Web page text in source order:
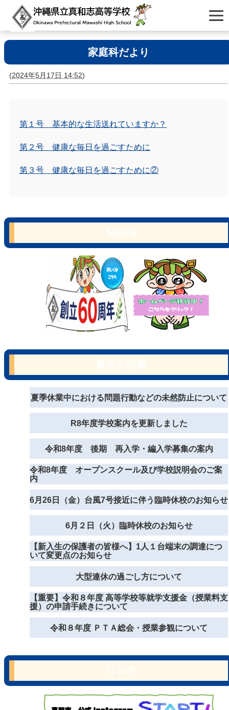
家庭科だより
(2024年5月17日 14:52)
第１号 基本的な生活送れていますか？
第２号 健康な毎日を過ごすために
第３号 健康な毎日を過ごすために②
夏季休業中における問題行動などの未然防止について
R8年度学校案内を更新しました
令和8年度 後期 再入学・編入学募集の案内
令和8年度 オープンスクール及び学校説明会のご案
内
6月26日（金）台風7号接近に伴う臨時休校のお知らせ
6月２日（火）臨時休校のお知らせ
【新入生の保護者の皆様へ】1人１台端末の調達につ
いて変更点のお知らせ
大型連休の過ごし方について
【重要】令和８年度 高等学校等就学支援金（授業料支
援）の申請手続きについて
令和８年度 ＰＴＡ総会・授業参観について